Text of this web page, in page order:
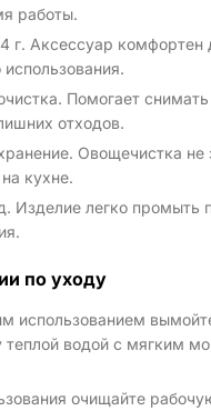
работы.
г. Аксессуар комфортен
Помогает
отходов.
Овощечистка не
кухне.
Изделие легко промыть
по уходу
использованием
теплой водой с мягким
очищайте